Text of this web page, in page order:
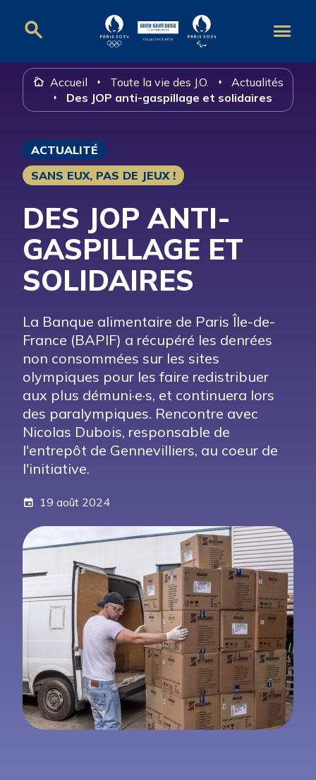
Accueil Toute la vie des J.O.
Actualités
Des JOP anti-gaspillage et solidaires
ACTUALITÉ
SANS EUX, PAS DE JEUX !
DES JOP ANTI-
GASPILLAGE ET
SOLIDAIRES
La Banque alimentaire de Paris Île-de-
France (BAPIF) a récupéré les denrées
non consommées sur les sites
olympiques pour les faire redistribuer
aux plus démuni·e·s, et continuera lors
des paralympiques. Rencontre avec
Nicolas Dubois, responsable de
l'entrepôt de Gennevilliers, au coeur de
l'initiative.
19 août 2024